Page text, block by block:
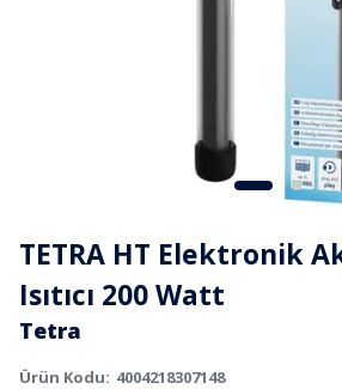
TETRA HT Elektronik
Isıtıcı 200 Watt
Tetra
Ürün Kodu: 4004218307148